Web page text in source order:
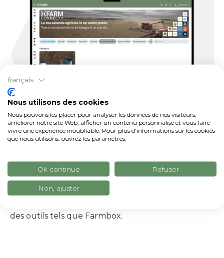
Gestion d'entreprise agricole
xFarm pour synchroniser les données et les
processus, réduire les tâches manuelles et
bénéficier d'une vision plus complète et intégrée
des outils tels que Farmbox.
français
Nous utilisons des cookies
Nous pouvons les placer pour analyser les données de nos visiteurs,
améliorer notre site Web, afficher un contenu personnalisé et vous faire
vivre une expérience inoubliable. Pour plus d'informations sur les cookies
que nous utilisons, ouvrez les paramètres.
Ok continue Refuser
Non, ajuster